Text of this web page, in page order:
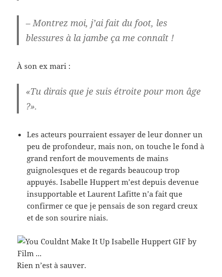
– Montrez moi, j’ai fait du foot, les
blessures à la jambe ça me connaît !
À son ex mari :
«Tu dirais que je suis étroite pour mon âge
?».
Les acteurs pourraient essayer de leur donner un
peu de profondeur, mais non, on touche le fond à
grand renfort de mouvements de mains
guignolesques et de regards beaucoup trop
appuyés. Isabelle Huppert m’est depuis devenue
insupportable et Laurent Lafitte n’a fait que
confirmer ce que je pensais de son regard creux
et de son sourire niais.
Rien n’est à sauver.